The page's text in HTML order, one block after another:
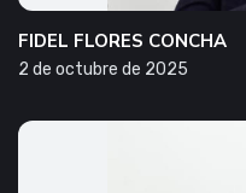
FIDEL FLORES CONCHA
2 de octubre de 2025